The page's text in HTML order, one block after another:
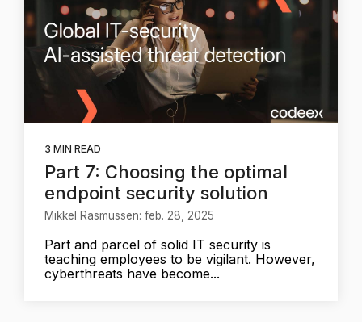
3 MIN READ
Part 7: Choosing the optimal
endpoint security solution
Mikkel Rasmussen: feb. 28, 2025
Part and parcel of solid IT security is
teaching employees to be vigilant. However,
cyberthreats have become...